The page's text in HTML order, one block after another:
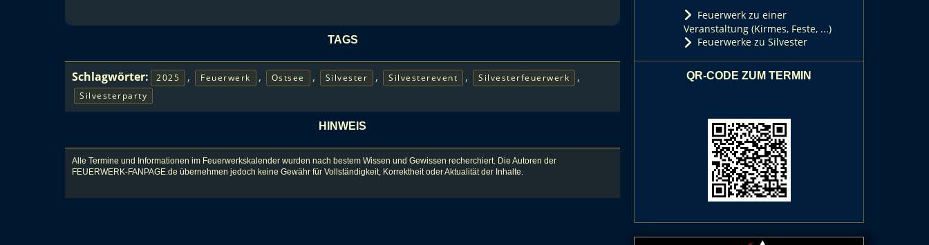
TAGS
Schlagwörter: 2025 , Feuerwerk , Ostsee , Silvester , Silvesterevent , Silvesterfeuerwerk ,
Silvesterparty
HINWEIS
Alle Termine und Informationen im Feuerwerkskalender wurden nach bestem Wissen und Gewissen recherchiert. Die Autoren der
FEUERWERK-FANPAGE.de übernehmen jedoch keine Gewähr für Vollständigkeit, Korrektheit oder Aktualität der Inhalte.
Feuerwerk zu einer
Veranstaltung (Kirmes, Feste, ...)
Feuerwerke zu Silvester
QR-CODE ZUM TERMIN